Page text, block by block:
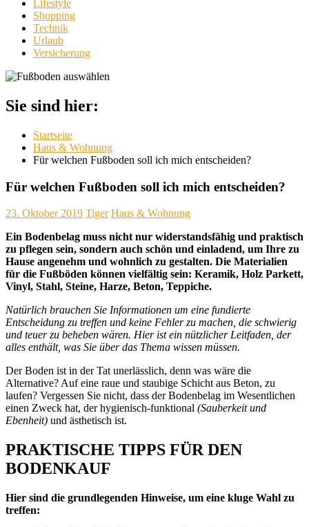
Lifestyle
Shopping
Technik
Urlaub
Versicherung
Sie sind hier:
Startseite
Haus & Wohnung
Für welchen Fußboden soll ich mich entscheiden?
Für welchen Fußboden soll ich mich entscheiden?
23. Oktober 2019 Tiger Haus & Wohnung
Ein Bodenbelag muss nicht nur widerstandsfähig und praktisch
zu pflegen sein, sondern auch schön und einladend, um Ihre zu
Hause angenehm und wohnlich zu gestalten. Die Materialien
für die Fußböden können vielfältig sein: Keramik, Holz Parkett,
Vinyl, Stahl, Steine, Harze, Beton, Teppiche.
Natürlich brauchen Sie Informationen um eine fundierte
Entscheidung zu treffen und keine Fehler zu machen, die schwierig
und teuer zu beheben wären. Hier ist ein nützlicher Leitfaden, der
alles enthält, was Sie über das Thema wissen müssen.
Der Boden ist in der Tat unerlässlich, denn was wäre die
Alternative? Auf eine raue und staubige Schicht aus Beton, zu
laufen? Vergessen Sie nicht, dass der Bodenbelag im Wesentlichen
einen Zweck hat, der hygienisch-funktional (Sauberkeit und
Ebenheit) und ästhetisch ist.
PRAKTISCHE TIPPS FÜR DEN
BODENKAUF
Hier sind die grundlegenden Hinweise, um eine kluge Wahl zu
treffen: